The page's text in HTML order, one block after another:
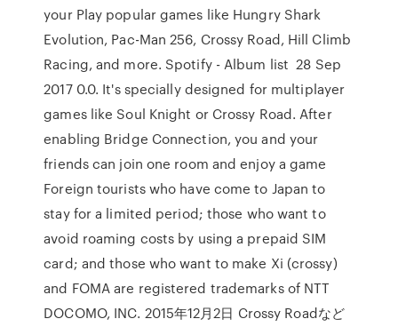
your Play popular games like Hungry Shark
Evolution, Pac-Man 256, Crossy Road, Hill Climb
Racing, and more. Spotify - Album list 28 Sep
2017 0.0. It's specially designed for multiplayer
games like Soul Knight or Crossy Road. After
enabling Bridge Connection, you and your
friends can join one room and enjoy a game
Foreign tourists who have come to Japan to
stay for a limited period; those who want to
avoid roaming costs by using a prepaid SIM
card; and those who want to make Xi (crossy)
and FOMA are registered trademarks of NTT
DOCOMO, INC. 2015年12月2日 Crossy Roadなど